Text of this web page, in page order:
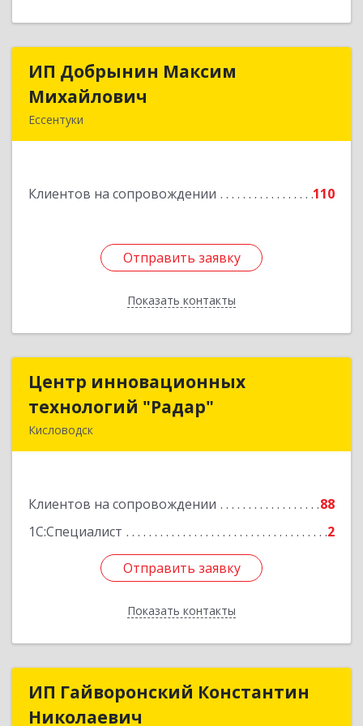
ИП Добрынин Максим
Михайлович
Ессентуки
Клиентов на сопровождении 110
Отправить заявку
Показать контакты
ИП Добрынин Максим
Подробнее
Отправить заявку
Назад
Центр инновационных
технологий "Радар"
Кисловодск
Клиентов на сопровождении
88
1С:Специалист
2
Отправить заявку
Показать контакты
Центр инновационных
технологий "Радар"
Подробнее
Отправить заявку
Назад
ИП Гайворонский Константин
Николаевич
ИП Гайворонский Константин